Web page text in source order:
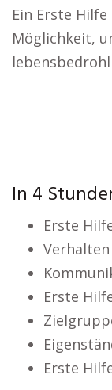
Ein Erste
Möglichkeit,
In 4
Erste
Erste
Erste